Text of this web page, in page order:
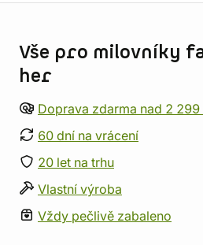
Vše pro milovníky
her
Doprava zdarma nad 2 299
60 dní na vrácení
20 let na trhu
Vlastní výroba
Vždy pečlivě zabaleno